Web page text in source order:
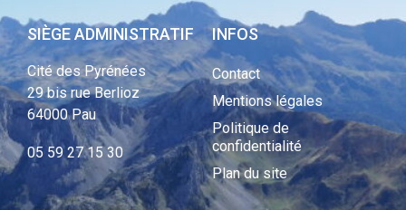
SIÈGE ADMINISTRATIF
Cité des Pyrénées
29 bis rue Berlioz
64000 Pau
05 59 27 15 30
INFOS
Contact
Mentions légales
Politique de
confidentialité
Plan du site